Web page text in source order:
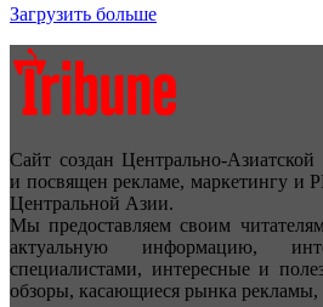
Загрузить больше
Сайт создан Центрально-
и посвящен рекламе, маркетингу и
Центральной Азии.
Мы предоставляем своим
актуальную информацию,
специалистами, интересные и
обзоры, касающиеся рынка рекламы,